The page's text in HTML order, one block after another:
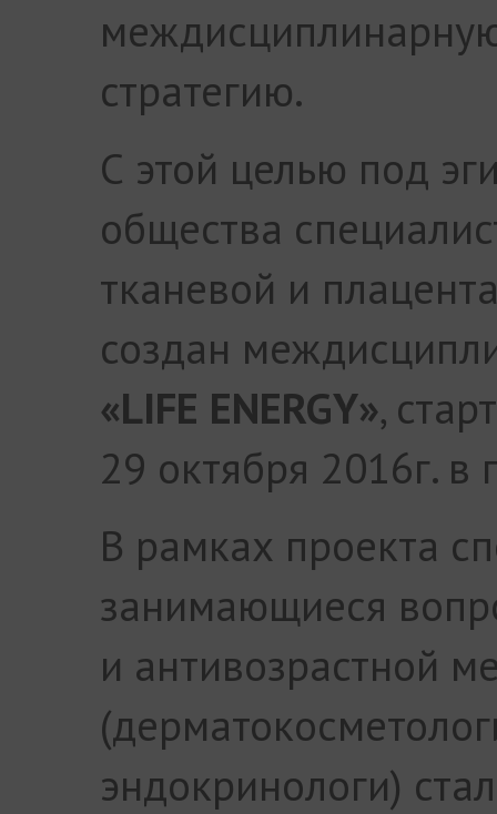
стратегию.
С этой целью под
общества
тканевой и
создан
«LIFE ENERGY»,
29 октября 2016г. в
В рамках проекта
занимающиеся
и антивозрастной
эндокринологи)